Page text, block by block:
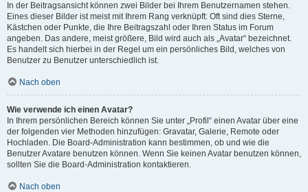
In der Beitragsansicht können zwei Bilder bei Ihrem Benutzernamen stehen.
Eines dieser Bilder ist meist mit Ihrem Rang verknüpft: Oft sind dies Sterne,
Kästchen oder Punkte, die Ihre Beitragszahl oder Ihren Status im Forum
angeben. Das andere, meist größere, Bild wird auch als „Avatar“ bezeichnet.
Es handelt sich hierbei in der Regel um ein persönliches Bild, welches von
Benutzer zu Benutzer unterschiedlich ist.
Nach oben
Wie verwende ich einen Avatar?
In Ihrem persönlichen Bereich können Sie unter „Profil“ einen Avatar über eine
der folgenden vier Methoden hinzufügen: Gravatar, Galerie, Remote oder
Hochladen. Die Board-Administration kann bestimmen, ob und wie die
Benutzer Avatare benutzen können. Wenn Sie keinen Avatar benutzen können,
sollten Sie die Board-Administration kontaktieren.
Nach oben